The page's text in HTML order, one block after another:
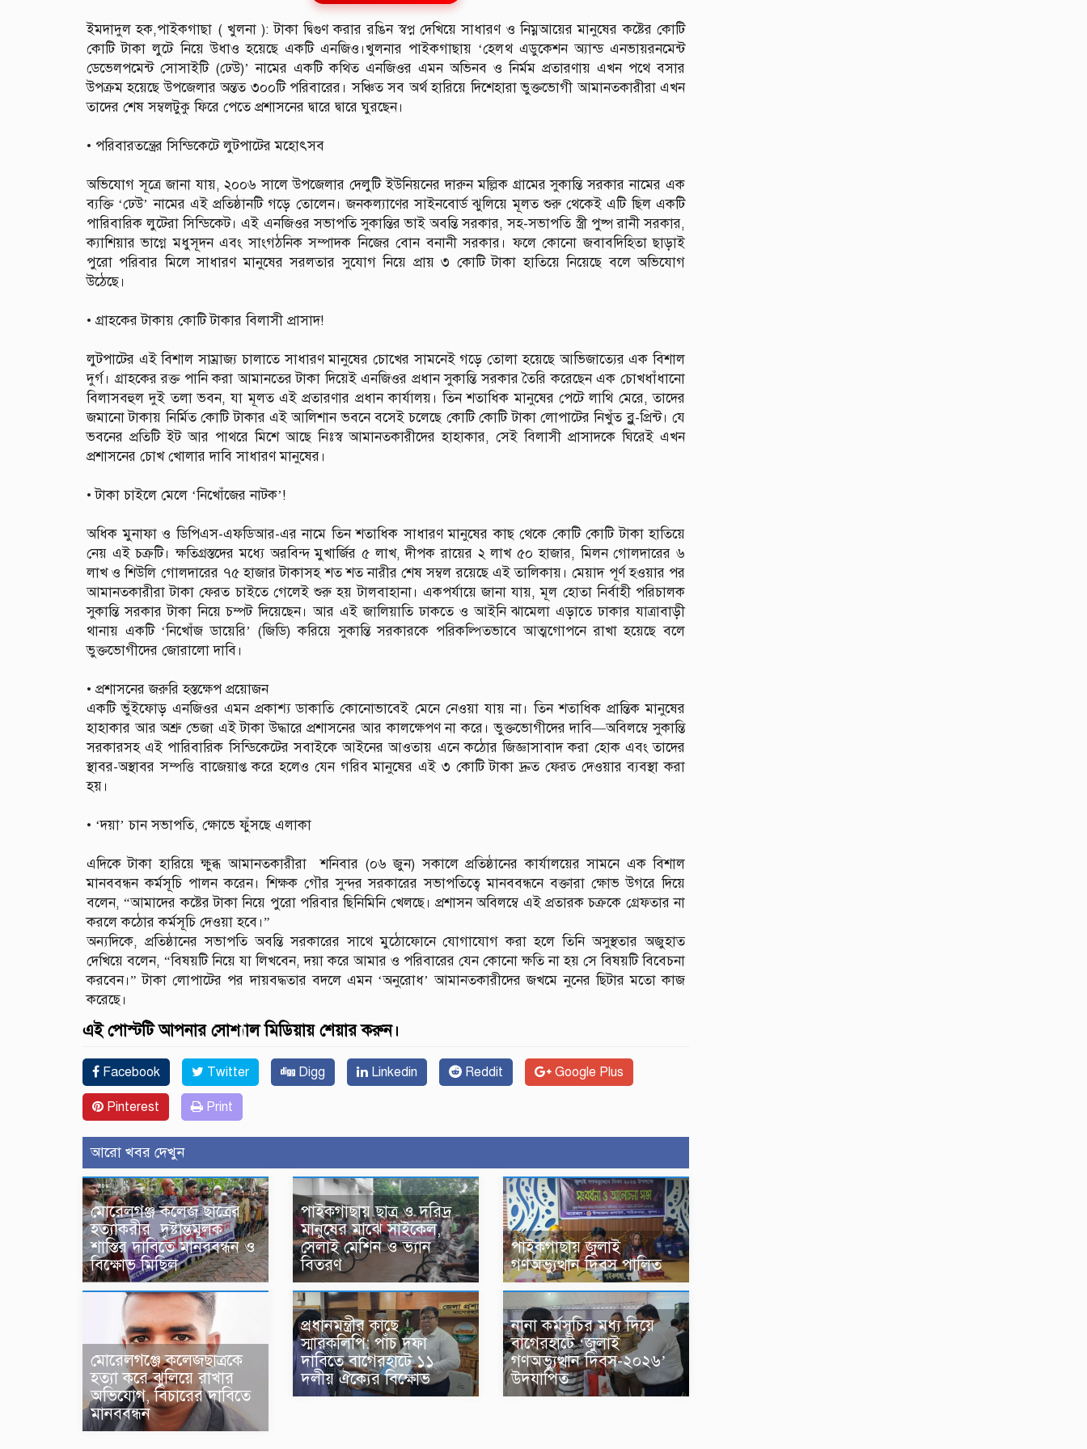
ইমদাদুল হক,পাইকগাছা ( খুলনা ): ‎টাকা দ্বিগুণ করার রঙিন স্বপ্ন দেখিয়ে সাধারণ ও নিম্নআয়ের মানুষের কষ্টের কোটি
কোটি টাকা লুটে নিয়ে উধাও হয়েছে একটি এনজিও।খুলনার পাইকগাছায় ‘হেলথ এডুকেশন অ্যান্ড এনভায়রনমেন্ট
ডেভেলপমেন্ট সোসাইটি (ঢেউ)’ নামের একটি কথিত এনজিওর এমন অভিনব ও নির্মম প্রতারণায় এখন পথে বসার
উপক্রম হয়েছে উপজেলার অন্তত ৩০০টি পরিবারের। সঞ্চিত সব অর্থ হারিয়ে দিশেহারা ভুক্তভোগী আমানতকারীরা এখন
তাদের শেষ সম্বলটুকু ফিরে পেতে প্রশাসনের দ্বারে দ্বারে ঘুরছেন।
‎• পরিবারতন্ত্রের সিন্ডিকেটে লুটপাটের মহোৎসব
‎অভিযোগ সূত্রে জানা যায়, ২০০৬ সালে উপজেলার দেলুটি ইউনিয়নের দারুন মল্লিক গ্রামের সুকান্তি সরকার নামের এক
ব্যক্তি ‘ঢেউ’ নামের এই প্রতিষ্ঠানটি গড়ে তোলেন। জনকল্যাণের সাইনবোর্ড ঝুলিয়ে মূলত শুরু থেকেই এটি ছিল একটি
পারিবারিক লুটেরা সিন্ডিকেট। এই এনজিওর সভাপতি সুকান্তির ভাই অবন্তি সরকার, সহ-সভাপতি স্ত্রী পুষ্প রানী সরকার,
ক্যাশিয়ার ভাগ্নে মধুসূদন এবং সাংগঠনিক সম্পাদক নিজের বোন বনানী সরকার। ফলে কোনো জবাবদিহিতা ছাড়াই
পুরো পরিবার মিলে সাধারণ মানুষের সরলতার সুযোগ নিয়ে প্রায় ৩ কোটি টাকা হাতিয়ে নিয়েছে বলে অভিযোগ
উঠেছে।
‎• গ্রাহকের টাকায় কোটি টাকার বিলাসী প্রাসাদ!
‎লুটপাটের এই বিশাল সাম্রাজ্য চালাতে সাধারণ মানুষের চোখের সামনেই গড়ে তোলা হয়েছে আভিজাত্যের এক বিশাল
দুর্গ। গ্রাহকের রক্ত পানি করা আমানতের টাকা দিয়েই এনজিওর প্রধান সুকান্তি সরকার তৈরি করেছেন এক চোখধাঁধানো
বিলাসবহুল দুই তলা ভবন, যা মূলত এই প্রতারণার প্রধান কার্যালয়। তিন শতাধিক মানুষের পেটে লাথি মেরে, তাদের
জমানো টাকায় নির্মিত কোটি টাকার এই আলিশান ভবনে বসেই চলেছে কোটি কোটি টাকা লোপাটের নিখুঁত ব্লু-প্রিন্ট। যে
ভবনের প্রতিটি ইট আর পাথরে মিশে আছে নিঃস্ব আমানতকারীদের হাহাকার, সেই বিলাসী প্রাসাদকে ঘিরেই এখন
প্রশাসনের চোখ খোলার দাবি সাধারণ মানুষের।
‎• টাকা চাইলে মেলে ‘নিখোঁজের নাটক’!
‎অধিক মুনাফা ও ডিপিএস-এফডিআর-এর নামে তিন শতাধিক সাধারণ মানুষের কাছ থেকে কোটি কোটি টাকা হাতিয়ে
নেয় এই চক্রটি। ক্ষতিগ্রস্তদের মধ্যে অরবিন্দ মুখার্জির ৫ লাখ, দীপক রায়ের ২ লাখ ৫০ হাজার, মিলন গোলদারের ৬
লাখ ও শিউলি গোলদারের ৭৫ হাজার টাকাসহ শত শত নারীর শেষ সম্বল রয়েছে এই তালিকায়। মেয়াদ পূর্ণ হওয়ার পর
আমানতকারীরা টাকা ফেরত চাইতে গেলেই শুরু হয় টালবাহানা। একপর্যায়ে জানা যায়, মূল হোতা নির্বাহী পরিচালক
সুকান্তি সরকার টাকা নিয়ে চম্পট দিয়েছেন। আর এই জালিয়াতি ঢাকতে ও আইনি ঝামেলা এড়াতে ঢাকার যাত্রাবাড়ী
থানায় একটি ‘নিখোঁজ ডায়েরি’ (জিডি) করিয়ে সুকান্তি সরকারকে পরিকল্পিতভাবে আত্মগোপনে রাখা হয়েছে বলে
ভুক্তভোগীদের জোরালো দাবি।
‎• প্রশাসনের জরুরি হস্তক্ষেপ প্রয়োজন
‎একটি ভুঁইফোড় এনজিওর এমন প্রকাশ্য ডাকাতি কোনোভাবেই মেনে নেওয়া যায় না। তিন শতাধিক প্রান্তিক মানুষের
হাহাকার আর অশ্রু ভেজা এই টাকা উদ্ধারে প্রশাসনের আর কালক্ষেপণ না করে। ভুক্তভোগীদের দাবি—অবিলম্বে সুকান্তি
সরকারসহ এই পারিবারিক সিন্ডিকেটের সবাইকে আইনের আওতায় এনে কঠোর জিজ্ঞাসাবাদ করা হোক এবং তাদের
স্থাবর-অস্থাবর সম্পত্তি বাজেয়াপ্ত করে হলেও যেন গরিব মানুষের এই ৩ কোটি টাকা দ্রুত ফেরত দেওয়ার ব্যবস্থা করা
হয়।
‎• ‘দয়া’ চান সভাপতি, ক্ষোভে ফুঁসছে এলাকা
‎এদিকে টাকা হারিয়ে ক্ষুব্ধ আমানতকারীরা শনিবার (০৬ জুন) সকালে প্রতিষ্ঠানের কার্যালয়ের সামনে এক বিশাল
মানববন্ধন কর্মসূচি পালন করেন। শিক্ষক গৌর সুন্দর সরকারের সভাপতিত্বে মানববন্ধনে বক্তারা ক্ষোভ উগরে দিয়ে
বলেন, “আমাদের কষ্টের টাকা নিয়ে পুরো পরিবার ছিনিমিনি খেলছে। প্রশাসন অবিলম্বে এই প্রতারক চক্রকে গ্রেফতার না
করলে কঠোর কর্মসূচি দেওয়া হবে।”
‎অন্যদিকে, প্রতিষ্ঠানের সভাপতি অবন্তি সরকারের সাথে মুঠোফোনে যোগাযোগ করা হলে তিনি অসুস্থতার অজুহাত
দেখিয়ে বলেন, “বিষয়টি নিয়ে যা লিখবেন, দয়া করে আমার ও পরিবারের যেন কোনো ক্ষতি না হয় সে বিষয়টি বিবেচনা
করবেন।” টাকা লোপাটের পর দায়বদ্ধতার বদলে এমন ‘অনুরোধ’ আমানতকারীদের জখমে নুনের ছিটার মতো কাজ
করেছে।
এই পোস্টটি আপনার সোশ্যাল মিডিয়ায় শেয়ার করুন।
Facebook Twitter Digg Linkedin Reddit Google Plus
Pinterest Print
আরো খবর দেখুন
মোরেলগঞ্জ কলেজ ছাত্রের
হত্যাকরীর দৃষ্টান্তমূলক
শাস্তির দাবিতে মানববন্ধন ও
বিক্ষোভ মিছিল
পাইকগাছায় ছাত্র ও দরিদ্র
মানুষের মাঝে সাইকেল,
সেলাই মেশিন ও ভ্যান
বিতরণ
‎পাইকগাছায় জুলাই
গণঅভ্যুত্থান দিবস পালিত
মোরেলগঞ্জে কলেজছাত্রকে
হত্যা করে ঝুলিয়ে রাখার
অভিযোগ, বিচারের দাবিতে
মানববন্ধন
প্রধানমন্ত্রীর কাছে
স্মারকলিপি: পাঁচ দফা
দাবিতে বাগেরহাটে ১১
দলীয় ঐক্যের বিক্ষোভ
নানা কর্মসূচির মধ্য দিয়ে
বাগেরহাটে ‘জুলাই
গণঅভ্যুত্থান দিবস-২০২৬’
উদযাপিত